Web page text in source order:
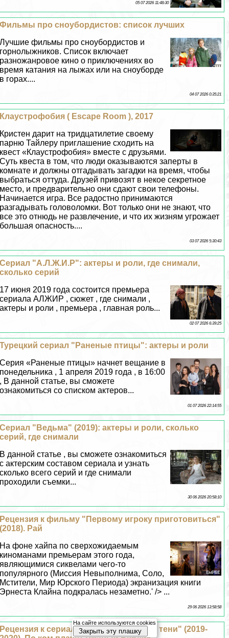
05 07 2026 11:48:30
Фильмы про сноубордистов: список лучших
Лучшие фильмы про сноубордистов и
горнолыжников. Список включает
разножанровое кино о приключениях во
время катания на лыжах или на сноуборде
в горах....
04 07 2026 0:35:21
Клаустрофобия ( Escape Room ), 2017
Кристен дарит на тридцатилетие своему
парню Тайлеру приглашение сходить на
квест «Клаустрофобия» вместе с друзьями.
Суть квеста в том, что люди оказываются заперты в
комнате и должны отгадывать загадки на время, чтобы
выбраться оттуда. Друзей привозят в некое секретное
место, и предварительно они сдают свои телефоны.
Начинается игра. Все радостно принимаются
разгадывать головоломки. Вот только они не знают, что
все это отнюдь не развлечение, и что их жизням угрожает
большая опасность....
03 07 2026 5:30:43
Сериал "А.Л.Ж.И.Р": актеры и роли, где снимали,
сколько серий
17 июня 2019 года состоится премьера
сериала АЛЖИР , сюжет , где снимали ,
актеры и роли , премьера , главная роль...
02 07 2026 6:39:25
Турецкий сериал "Раненые птицы": актеры и роли
Серия «Раненые птицы» начнет вещание в
понедельника , 1 апреля 2019 года , в 16:00
, В данной статье, вы сможете
ознакомиться со списком актеров...
01 07 2026 22:14:55
Сериал "Ведьма" (2019): актеры и роли, сколько
серий, где снимали
В данной статье , вы сможете ознакомиться
с актерским составом сериала и узнать
сколько всего серий и где снимали
проходили съемки...
30 06 2026 20:58:10
Рецензия к фильму "Первому игроку приготовиться"
(2018). Рай
На фоне хайпа по сверхожидаемым
киноманами премьерам этого года,
являющимися сиквелами чего-то
популярного (Миссия Невыполнима, Соло,
Мстители, Мир Юрского Периода) экранизация книги
Эрнеста Клайна подкралась незаметно.' /> ...
29 06 2026 13:58:58
Рецензия к сериалу "Чем мы заняты в тени" (2019-
На сайте используются cookies
Закрыть эту плашку